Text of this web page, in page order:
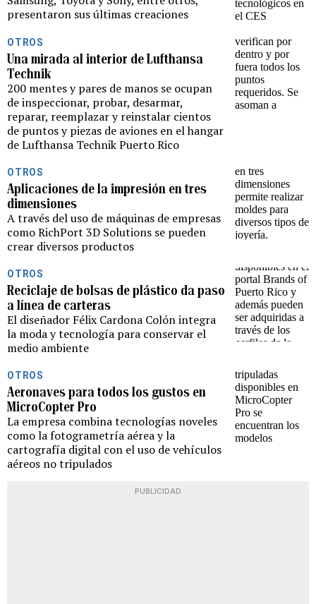
presentaron sus últimas creaciones
OTROS
Una mirada al interior de Lufthansa
Technik
200 mentes y pares de manos se ocupan
de inspeccionar, probar, desarmar,
reparar, reemplazar y reinstalar cientos
de puntos y piezas de aviones en el hangar
de Lufthansa Technik Puerto Rico
OTROS
Aplicaciones de la impresión en tres
dimensiones
A través del uso de máquinas de empresas
como RichPort 3D Solutions se pueden
crear diversos productos
OTROS
Reciclaje de bolsas de plástico da paso
a línea de carteras
El diseñador Félix Cardona Colón integra
la moda y tecnología para conservar el
medio ambiente
OTROS
Aeronaves para todos los gustos en
MicroCopter Pro
La empresa combina tecnologías noveles
como la fotogrametría aérea y la
cartografía digital con el uso de vehículos
aéreos no tripulados
PUBLICIDAD